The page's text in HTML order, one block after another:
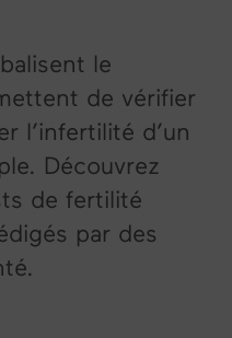
le
de vérifier
l’infertilité d’un
Découvrez
de fertilité
par des